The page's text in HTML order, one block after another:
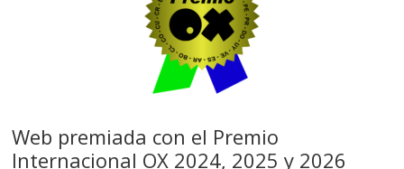
Web premiada con el Premio
Internacional OX 2024, 2025 y 2026